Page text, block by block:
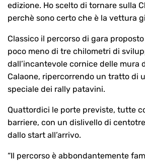
edizione. Ho scelto di tornare sulla
perchè sono certo che è la vettura
Classico il percorso di gara
poco meno di tre chilometri di
dall’incantevole cornice delle mura
Calaone, ripercorrendo un tratto di
speciale dei rally patavini.
Quattordici le porte previste, tutte
barriere, con un dislivello di
dallo start all’arrivo.
“Il percorso è abbondantemente